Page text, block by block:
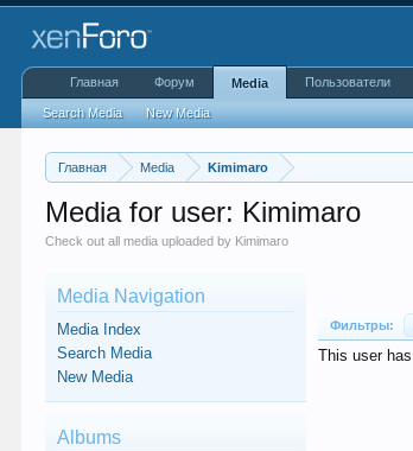
Главная Media Kimimaro
Media for user: Kimimaro
Check out all media uploaded by Kimimaro
Фильтры:
This user
Media Navigation
Media Index
Search Media
New Media
Albums
Главная Форум Media
Search Media New Media
Пользователи